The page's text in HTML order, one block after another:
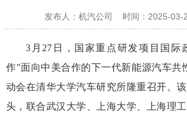
发布人：机汽公司 时间：2025-03-
3月27日，国家重点研发项目 国际
作"面向中美合作的下一代新能源汽车共
动会在清华大学汽车研究所隆重召开。
头，联合武汉大学、上海大学、上海理